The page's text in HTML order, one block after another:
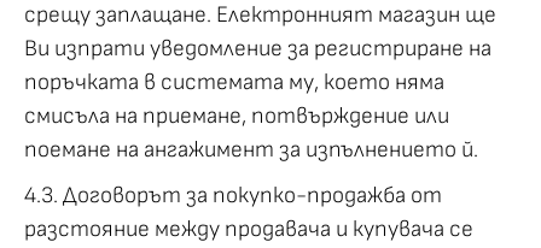
срещу заплащане. Електронният магазин ще
Ви изпрати уведомление за регистриране на
поръчката в системата му, което няма
смисъла на приемане, потвърждение или
поемане на ангажимент за изпълнението й.
4.3. Договорът за покупко-продажба от
разстояние между продавача и купувача се